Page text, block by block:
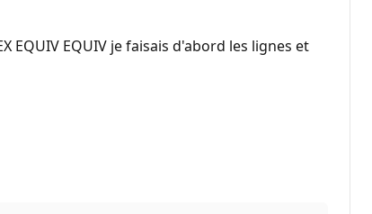
EQUIV je faisais d'abord les lignes et